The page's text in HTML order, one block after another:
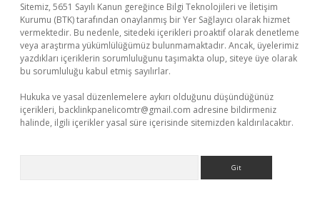
Sitemiz, 5651 Sayılı Kanun gereğince Bilgi Teknolojileri ve İletişim
Kurumu (BTK) tarafından onaylanmış bir Yer Sağlayıcı olarak hizmet
vermektedir. Bu nedenle, sitedeki içerikleri proaktif olarak denetleme
veya araştırma yükümlülüğümüz bulunmamaktadır. Ancak, üyelerimiz
yazdıkları içeriklerin sorumluluğunu taşımakta olup, siteye üye olarak
bu sorumluluğu kabul etmiş sayılırlar.
Hukuka ve yasal düzenlemelere aykırı olduğunu düşündüğünüz
içerikleri, backlinkpanelicomtr@gmail.com adresine bildirmeniz
halinde, ilgili içerikler yasal süre içerisinde sitemizden kaldırılacaktır.